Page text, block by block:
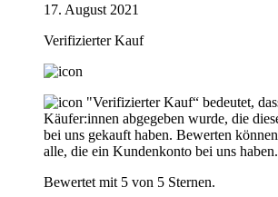
17. August 2021
Verifizierter Kauf
"Verifizierter Kauf“ bedeutet,
Käufer:innen abgegeben wurde, die
bei uns gekauft haben. Bewerten
alle, die ein Kundenkonto bei uns haben.
Bewertet mit 5 von 5 Sternen.